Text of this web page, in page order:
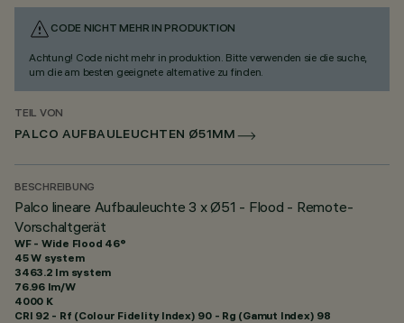
CODE NICHT MEHR IN PRODUKTION
Achtung! Code nicht mehr in produktion. Bitte verwenden sie die suche,
um die am besten geeignete alternative zu finden.
TEIL VON
PALCO AUFBAULEUCHTEN Ø51MM
BESCHREIBUNG
Palco lineare Aufbauleuchte 3 x Ø51 - Flood - Remote-
Vorschaltgerät
WF - Wide Flood 46°
45 W system
3463.2 lm system
76.96 lm/W
4000 K
CRI 92 - Rf (Colour Fidelity Index) 90 - Rg (Gamut Index) 98